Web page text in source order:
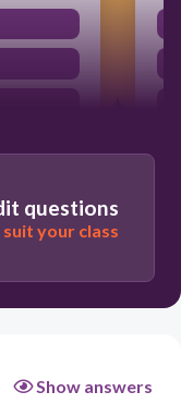
questions
your class
Show answers